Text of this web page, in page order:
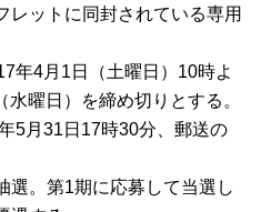
レットに同封されている専用
年4月1日（土曜日）10時よ
曜日）を締め切りとする。
5月31日17時30分、郵送の
選。第1期に応募して当選し